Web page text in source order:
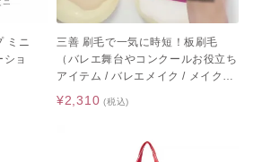
ゼント]サタゴールデンウィーク期間中のお
ミニ
ョ
三善 刷毛で一気に時短！板刷毛
（バレエ舞台やコンクールお役立ち
アイテム / バレエメイク / メイクア
ップブラシ / はけ）
¥2,310 (税込)